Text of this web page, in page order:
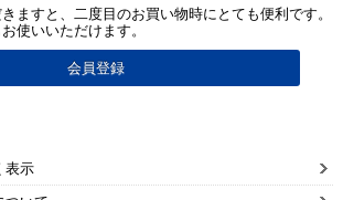
ますと、二度目のお買い物時にとても便利です。
使いいただけます。
表示